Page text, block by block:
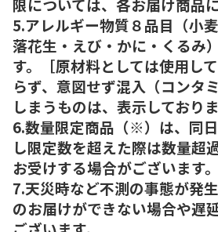
限については、各お届け商品
5.アレルギー物質８品目（小
落花生・えび・かに・くるみ
す。［原材料としては使用し
らず、意図せず混入（コンタ
しまうものは、表示しており
6.数量限定商品（※）は、同
し限定数を超えた際は数量超
お受けする場合がございます。
7.天災時など不測の事態が発
のお届けができない場合や遅